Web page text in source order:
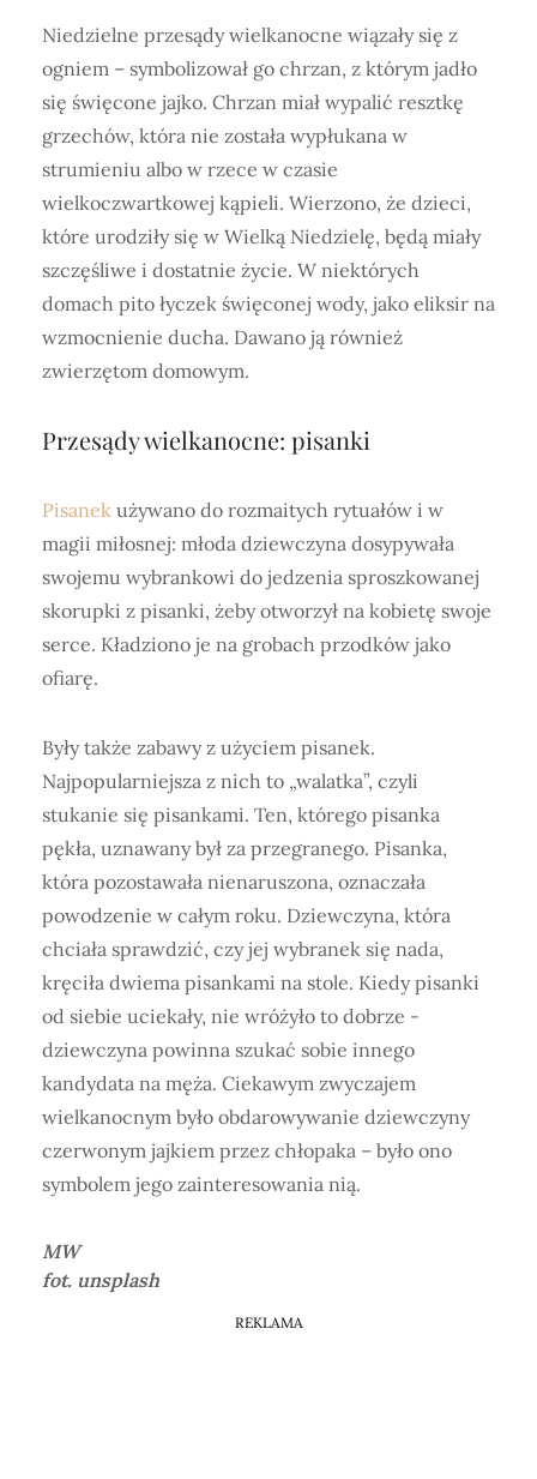
Niedzielne przesądy wielkanocne wiązały się z
ogniem – symbolizował go chrzan, z którym jadło
się święcone jajko. Chrzan miał wypalić resztkę
grzechów, która nie została wypłukana w
strumieniu albo w rzece w czasie
wielkoczwartkowej kąpieli. Wierzono, że dzieci,
które urodziły się w Wielką Niedzielę, będą miały
szczęśliwe i dostatnie życie. W niektórych
domach pito łyczek święconej wody, jako eliksir na
wzmocnienie ducha. Dawano ją również
zwierzętom domowym.
Przesądy wielkanocne: pisanki
Pisanek używano do rozmaitych rytuałów i w
magii miłosnej: młoda dziewczyna dosypywała
swojemu wybrankowi do jedzenia sproszkowanej
skorupki z pisanki, żeby otworzył na kobietę swoje
serce. Kładziono je na grobach przodków jako
ofiarę.
Były także zabawy z użyciem pisanek.
Najpopularniejsza z nich to „walatka”, czyli
stukanie się pisankami. Ten, którego pisanka
pękła, uznawany był za przegranego. Pisanka,
która pozostawała nienaruszona, oznaczała
powodzenie w całym roku. Dziewczyna, która
chciała sprawdzić, czy jej wybranek się nada,
kręciła dwiema pisankami na stole. Kiedy pisanki
od siebie uciekały, nie wróżyło to dobrze -
dziewczyna powinna szukać sobie innego
kandydata na męża. Ciekawym zwyczajem
wielkanocnym było obdarowywanie dziewczyny
czerwonym jajkiem przez chłopaka – było ono
symbolem jego zainteresowania nią.
MW
fot. unsplash
REKLAMA